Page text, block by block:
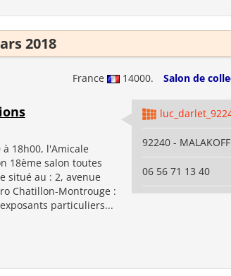
2018
France 14000. Salon de
18h00, l'Amicale
18ème salon toutes
situé au : 2, avenue
Chatillon-Montrouge :
particuliers...
92240 - MALAKOFF
06 56 71 13 40